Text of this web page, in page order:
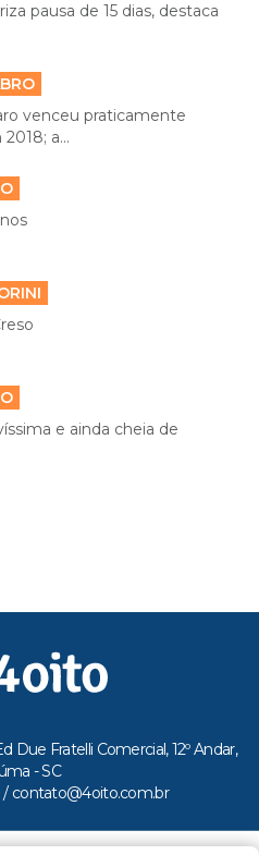
pausa de 15 dias, destaca
venceu praticamente
a...
e ainda cheia de
Due Fratelli Comercial, 12º Andar,
- SC
/ contato@4oito.com.br